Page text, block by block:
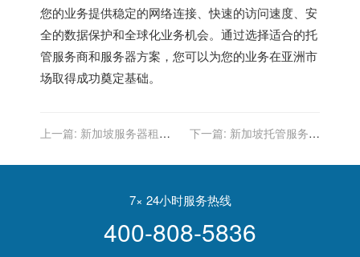
您的业务提供稳定的网络连接、快速的访问速度、安
全的数据保护和全球化业务机会。通过选择适合的托
管服务商和服务器方案，您可以为您的业务在亚洲市
场取得成功奠定基础。
上一篇: 新加坡服务器租
下一篇: 新加坡托管服务：
7× 24小时服务热线
400-808-5836